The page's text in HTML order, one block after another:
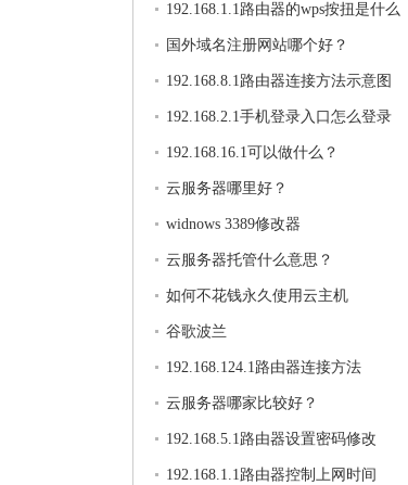
192.168.1.1路由器的wps按扭是什么
国外域名注册网站哪个好？
192.168.8.1路由器连接方法示意图
192.168.2.1手机登录入口怎么登录
192.168.16.1可以做什么？
云服务器哪里好？
widnows 3389修改器
云服务器托管什么意思？
如何不花钱永久使用云主机
谷歌波兰
192.168.124.1路由器连接方法
云服务器哪家比较好？
192.168.5.1路由器设置密码修改
192.168.1.1路由器控制上网时间